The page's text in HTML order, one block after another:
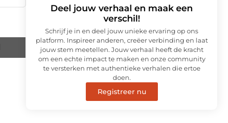
Deel jouw verhaal en maak een
verschil!
Schrijf je in en deel jouw unieke ervaring op ons
platform. Inspireer anderen, creëer verbinding en laat
jouw stem meetellen. Jouw verhaal heeft de kracht
om een echte impact te maken en onze community
te versterken met authentieke verhalen die ertoe
doen.
Registreer nu